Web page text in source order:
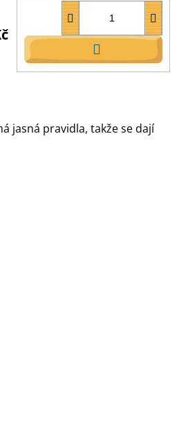
DO
KOŠÍKU
jasná pravidla, takže se dají